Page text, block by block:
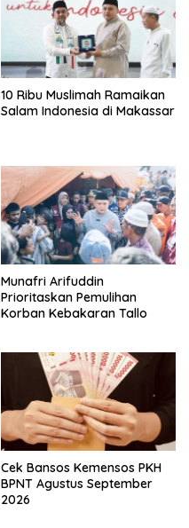
10 Ribu Muslimah Ramaikan
Salam Indonesia di Makassar
Munafri Arifuddin
Prioritaskan Pemulihan
Korban Kebakaran Tallo
Cek Bansos Kemensos PKH
BPNT Agustus September
2026